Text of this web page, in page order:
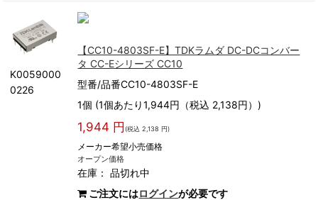
K0059000
0226
【CC10-4803SF-E】TDKラムダ DC-DCコンバー
タ CC-Eシリーズ CC10
型番/品番CC10-4803SF-E
1個 (1個あたり1,944円（税込 2,138円）)
1,944 円 (税込 2,138 円)
メーカー希望小売価格
オープン価格
在庫：品切れ中
ご注文にはログインが必要です